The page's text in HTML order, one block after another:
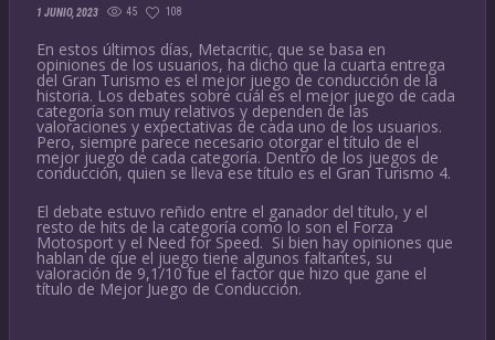
1 JUNIO, 2023 45 108
En estos últimos días, Metacritic, que se basa en
opiniones de los usuarios, ha dicho que la cuarta entrega
del Gran Turismo es el mejor juego de conducción de la
historia. Los debates sobre cuál es el mejor juego de cada
categoría son muy relativos y dependen de las
valoraciones y expectativas de cada uno de los usuarios.
Pero, siempre parece necesario otorgar el título de el
mejor juego de cada categoría. Dentro de los juegos de
conducción, quien se lleva ese título es el Gran Turismo 4.
El debate estuvo reñido entre el ganador del título, y el
resto de hits de la categoría como lo son el Forza
Motosport y el Need for Speed. Si bien hay opiniones que
hablan de que el juego tiene algunos faltantes, su
valoración de 9,1/10 fue el factor que hizo que gane el
título de Mejor Juego de Conducción.